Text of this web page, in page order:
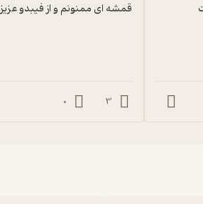
قمشه ای ممنونم و از فیبدو عزیز
3
0